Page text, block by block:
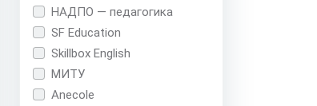
НАДПО — педагогика
SF Education
Skillbox English
МИТУ
Anecole